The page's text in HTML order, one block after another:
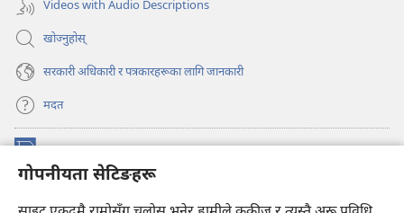
गोपनीयता सेटिङहरू
Videos with Audio Descriptions
खोज्नुहोस्‌
सरकारी अधिकारी र पत्रकारहरूका लागि जानकारी
मदत
अर्को
प्रहरीधरहरा अनलाइन लाइब्रेरी